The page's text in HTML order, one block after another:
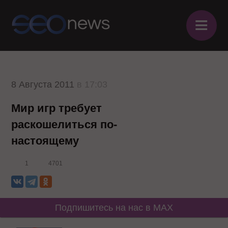
≡
8 Августа 2011
Мир игр требует
раскошелиться по-
настоящему
1 4701
Подпишитесь на нас в MAX